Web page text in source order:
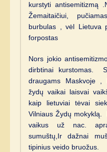
kurstyti antisemitizmą
Žemaitaičiui,
burbulas , vėl Lietuva
forpostas
Nors jokio
dirbtinai kurstomas.
draugams Maskvoje ,
žydų vaikai laisvai
kaip lietuviai tėvai
Vilniaus Žydų mokyklą.
vaikus už nac.
sumuštų,Ir dažnai
tipinius veido bruožus.